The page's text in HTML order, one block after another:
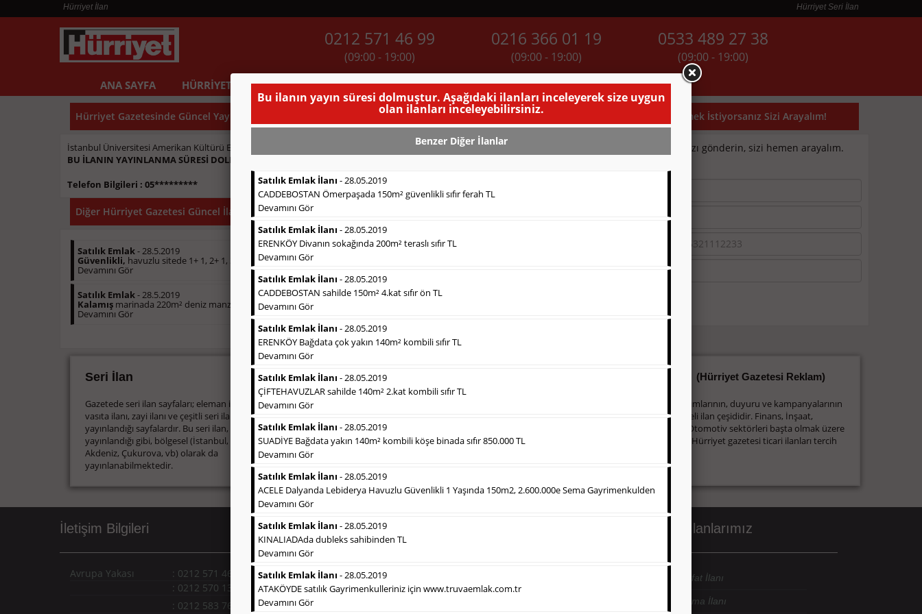
Hürriyet İlan Hürriyet Seri İlan
0212 571 46 99
(09:00 - 19:00)
0216 366 01 19
(09:00 - 19:00)
0533 489 27 38
(09:00 - 19:00)
ANA SAYFA HÜRRİYET İLAN ÖRNEKLERİ SIKÇA SORULAN SORULAR BUGÜNKÜ SERİ İLANLAR İLETİŞİM
Hürriyet Gazetesinde Güncel Yayınlanmış Kayıp İlanı
İstanbul Üniversitesi Amerikan Kültürü Edebiyatı Bölümü Geçici Mezuniyet Belgemi Kaybettim Hükümsüzdür. Zuhal TAŞDEMİR
BU İLANIN YAYINLANMA SÜRESİ DOLMUŞTUR )
Telefon Bilgileri : 05*********
Diğer Hürriyet Gazetesi Güncel İlanlar
Satılık Emlak- 28.5.2019
Güvenlikli, havuzlu sitede 1+ 1, 2+ 1, 3+ 1 kirac...
Devamını Gör
Satılık Emlak- 28.5.2019
Satılık Emlak- 28.5.2019
Kalamış marinada 220m² deniz manzaralı teraslı sı...
Devamını Gör
Satılık Emlak- 28.5.2019
Kayıp İlanı Vermek İstiyorsanız Sizi Arayalım!
Telefon numaranızı gönderin, sizi hemen arayalım.
Seri İlan
Gazetede seri ilan sayfaları; eleman ilanı, emlak ilanı,
vasıta ilanı, zayi ilanı ve çeşitli seri ilan bloğunun
yayınlandığı sayfalardır. Bu seri ilan, Türkiye baskısı
yayınlandığı gibi, bölgesel (İstanbul, Ankara, Ege,
Akdeniz, Çukurova, vb) olarak da
yayınlanabilmektedir.
Sosyal İlan
Anma vb)
bu ilan çeşidin de fiyatlandırma ilanın kapladığı alan
üzerinden fiyatlandırılır. Diğer çerçeveli ilanlara göre
(Hürriyet Gazetesi Reklam)
Firmaların; tanıtımlarının, duyuru ve kampanyalarının
yapıldığı, çerçeveli ilan çeşididir. Finans, İnşaat,
Turizm, Eğitim, Otomotiv sektörleri başta olmak üzere
bütün sektörler Hürriyet gazetesi ticari ilanları tercih
İletişim Bilgileri
Avrupa Yakası : 0212 571 46 99 (pbx)
: 0212 570 13 71
: 0212 583 76 53
Hürriyet Seri İlanlarımız
Hürriyet Gazetesi Eleman İlanı
Hürriyet Sosyal İlanlarımız
Hürriyet Gazetesi Vefat İlanı
Hürriyet Gazetesi Anma İlanı
Bu ilanın yayın süresi dolmuştur. Aşağıdaki ilanları inceleyerek size uygun
olan ilanları inceleyebilirsiniz.
Benzer Diğer İlanlar
Satılık Emlak İlanı - 28.05.2019
CADDEBOSTAN Ömerpaşada 150m² güvenlikli sıfır ferah TL
Devamını Gör
Satılık Emlak İlanı - 28.05.2019
ERENKÖY Divanın sokağında 200m² teraslı sıfır TL
Devamını Gör
Satılık Emlak İlanı - 28.05.2019
CADDEBOSTAN sahilde 150m² 4.kat sıfır ön TL
Devamını Gör
Satılık Emlak İlanı - 28.05.2019
ERENKÖY Bağdata çok yakın 140m² kombili sıfır TL
Devamını Gör
Satılık Emlak İlanı - 28.05.2019
ÇİFTEHAVUZLAR sahilde 140m² 2.kat kombili sıfır TL
Devamını Gör
Satılık Emlak İlanı - 28.05.2019
SUADİYE Bağdata yakın 140m² kombili köşe binada sıfır 850.000 TL
Devamını Gör
Satılık Emlak İlanı - 28.05.2019
ACELE Dalyanda Lebiderya Havuzlu Güvenlikli 1 Yaşında 150m2, 2.600.000e Sema Gayrimenkulden
Devamını Gör
Satılık Emlak İlanı - 28.05.2019
KINALIADAda dubleks sahibinden TL
Devamını Gör
Satılık Emlak İlanı - 28.05.2019
ATAKÖYDE satılık Gayrimenkulleriniz için www.truvaemlak.com.tr
Devamını Gör